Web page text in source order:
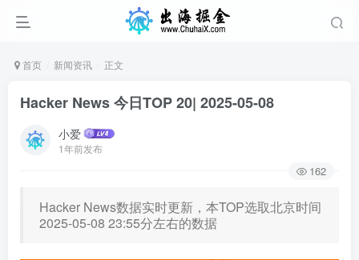
首页 新闻资讯 正文
Hacker News 今日TOP 20| 2025-05-08
小爱
1年前发布
162
Hacker News数据实时更新，本TOP选取北京时间
2025-05-08 23:55分左右的数据